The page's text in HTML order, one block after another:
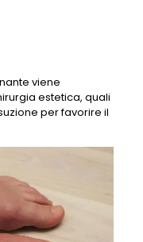
viene
estetica, quali
per favorire il